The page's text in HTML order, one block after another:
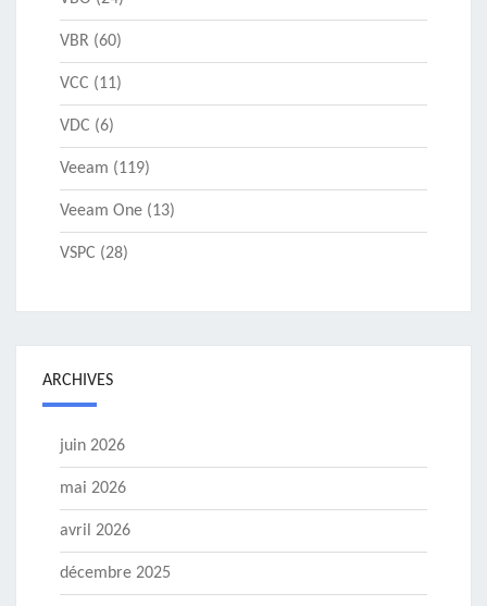
VBR (60)
VCC (11)
VDC (6)
Veeam (119)
Veeam One (13)
VSPC (28)
ARCHIVES
juin 2026
mai 2026
avril 2026
décembre 2025